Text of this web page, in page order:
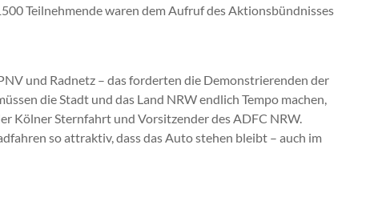
Teilnehmende waren dem Aufruf des Aktionsbündnisses
und Radnetz – das forderten die Demonstrierenden der
die Stadt und das Land NRW endlich Tempo machen,
Kölner Sternfahrt und Vorsitzender des ADFC NRW.
so attraktiv, dass das Auto stehen bleibt – auch im